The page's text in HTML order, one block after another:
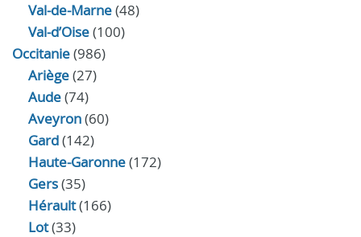
Val-de-Marne(48)
Val-d’Oise(100)
Occitanie(986)
Ariège(27)
Aude(74)
Aveyron(60)
Gard(142)
Haute-Garonne(172)
Gers(35)
Hérault(166)
Lot(33)